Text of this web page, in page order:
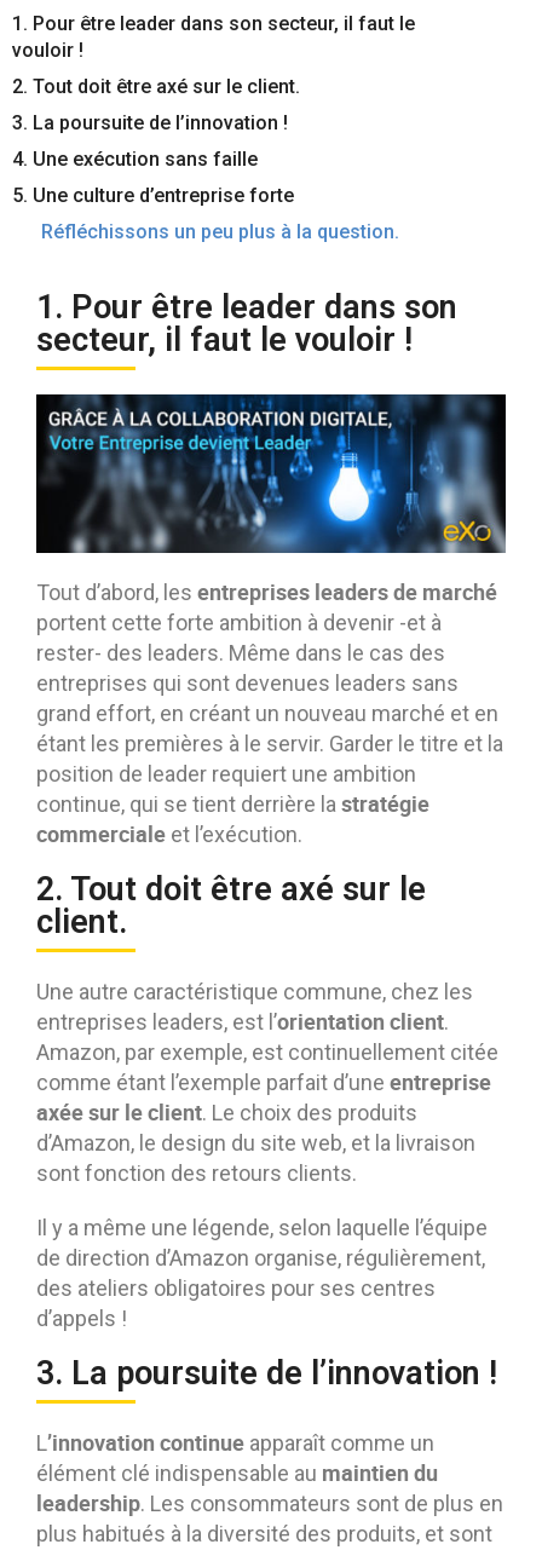
1. Pour être leader dans son secteur, il faut le
vouloir !
2. Tout doit être axé sur le client.
3. La poursuite de l’innovation !
4. Une exécution sans faille
5. Une culture d’entreprise forte
Réfléchissons un peu plus à la question.
1. Pour être leader dans son
secteur, il faut le vouloir !
Tout d’abord, les entreprises leaders de marché
portent cette forte ambition à devenir -et à
rester- des leaders. Même dans le cas des
entreprises qui sont devenues leaders sans
grand effort, en créant un nouveau marché et en
étant les premières à le servir. Garder le titre et la
position de leader requiert une ambition
continue, qui se tient derrière la stratégie
commerciale et l’exécution.
2. Tout doit être axé sur le
client.
Une autre caractéristique commune, chez les
entreprises leaders, est l’orientation client.
Amazon, par exemple, est continuellement citée
comme étant l’exemple parfait d’une entreprise
axée sur le client. Le choix des produits
d’Amazon, le design du site web, et la livraison
sont fonction des retours clients.
Il y a même une légende, selon laquelle l’équipe
de direction d’Amazon organise, régulièrement,
des ateliers obligatoires pour ses centres
d’appels !
3. La poursuite de l’innovation !
L’innovation continue apparaît comme un
élément clé indispensable au maintien du
leadership. Les consommateurs sont de plus en
plus habitués à la diversité des produits, et sont